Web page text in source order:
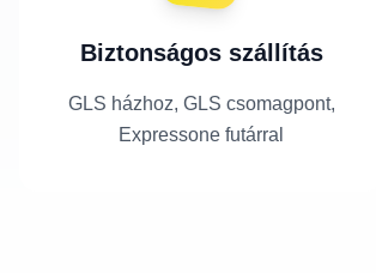
Biztonságos szállítás
GLS házhoz, GLS csomagpont,
Expressone futárral